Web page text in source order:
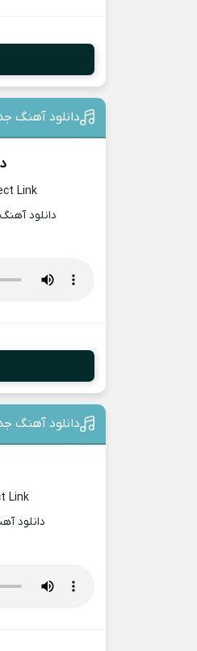
دانلود آهنگ
Link
دانلود
دانلود آهنگ
Link
دانلود